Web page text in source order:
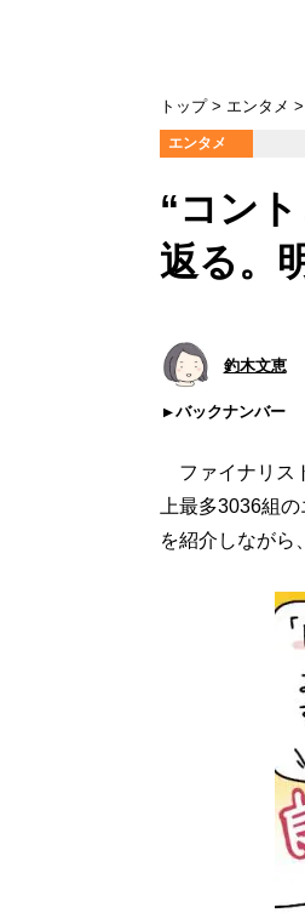
トップ エンタメ
エンタメ
“コン
返る。
釣木文恵
バックナンバー
ファイナリス
上最多3036組
を紹介しながら